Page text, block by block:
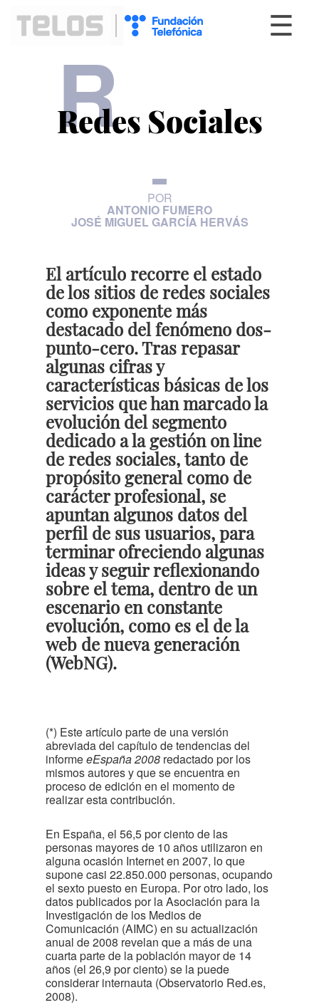
☰
R
Redes Sociales
POR
ANTONIO FUMERO
JOSÉ MIGUEL GARCÍA HERVÁS
El artículo recorre el estado
de los sitios de redes sociales
como exponente más
destacado del fenómeno dos-
punto-cero. Tras repasar
algunas cifras y
características básicas de los
servicios que han marcado la
evolución del segmento
dedicado a la gestión on line
de redes sociales, tanto de
propósito general como de
carácter profesional, se
apuntan algunos datos del
perfil de sus usuarios, para
terminar ofreciendo algunas
ideas y seguir reflexionando
sobre el tema, dentro de un
escenario en constante
evolución, como es el de la
web de nueva generación
(WebNG).
(*) Este artículo parte de una versión
abreviada del capítulo de tendencias del
informeeEspaña 2008 redactado por los
mismos autores y que se encuentra en
proceso de edición en el momento de
realizar esta contribución.
En España, el 56,5 por ciento de las
personas mayores de 10 años utilizaron en
alguna ocasión Internet en 2007, lo que
supone casi 22.850.000 personas, ocupando
el sexto puesto en Europa. Por otro lado, los
datos publicados por la Asociación para la
Investigación de los Medios de
Comunicación (AIMC) en su actualización
anual de 2008 revelan que a más de una
cuarta parte de la población mayor de 14
años (el 26,9 por ciento) se la puede
considerar internauta (Observatorio Red.es,
2008).